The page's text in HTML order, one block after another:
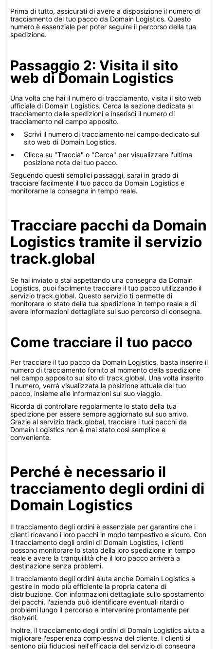
Prima di tutto, assicurati di avere a disposizione il numero di
tracciamento del tuo pacco da Domain Logistics. Questo
numero è essenziale per poter seguire il percorso della tua
spedizione.
Passaggio 2: Visita il sito
web di Domain Logistics
Una volta che hai il numero di tracciamento, visita il sito web
ufficiale di Domain Logistics. Cerca la sezione dedicata al
tracciamento delle spedizioni e inserisci il numero di
tracciamento nel campo apposito.
Scrivi il numero di tracciamento nel campo dedicato sul
sito web di Domain Logistics.
Clicca su "Traccia" o "Cerca" per visualizzare l'ultima
posizione nota del tuo pacco.
Seguendo questi semplici passaggi, sarai in grado di
tracciare facilmente il tuo pacco da Domain Logistics e
monitorarne la consegna in tempo reale.
Tracciare pacchi da Domain
Logistics tramite il servizio
track.global
Se hai inviato o stai aspettando una consegna da Domain
Logistics, puoi facilmente tracciare il tuo pacco utilizzando il
servizio track.global. Questo servizio ti permette di
monitorare lo stato della tua spedizione in tempo reale e di
avere informazioni dettagliate sul suo percorso di consegna.
Come tracciare il tuo pacco
Per tracciare il tuo pacco da Domain Logistics, basta inserire il
numero di tracciamento fornito al momento della spedizione
nel campo apposito sul sito di track.global. Una volta inserito
il numero, verrà visualizzata la posizione attuale del tuo
pacco, insieme alle informazioni sul suo viaggio.
Ricorda di controllare regolarmente lo stato della tua
spedizione per essere sempre aggiornato sul suo arrivo.
Grazie al servizio track.global, tracciare i tuoi pacchi da
Domain Logistics non è mai stato così semplice e
conveniente.
Perché è necessario il
tracciamento degli ordini di
Domain Logistics
Il tracciamento degli ordini è essenziale per garantire che i
clienti ricevano i loro pacchi in modo tempestivo e sicuro. Con
il tracciamento degli ordini di Domain Logistics, i clienti
possono monitorare lo stato della loro spedizione in tempo
reale e avere la tranquillità che il loro pacco arriverà a
destinazione senza problemi.
Il tracciamento degli ordini aiuta anche Domain Logistics a
gestire in modo più efficiente la propria catena di
distribuzione. Con informazioni dettagliate sullo spostamento
dei pacchi, l'azienda può identificare eventuali ritardi o
problemi lungo il percorso e intervenire prontamente per
risolverli.
Inoltre, il tracciamento degli ordini di Domain Logistics aiuta a
migliorare l'esperienza complessiva del cliente. I clienti si
sentono più fiduciosi nell'efficacia del servizio di consegna